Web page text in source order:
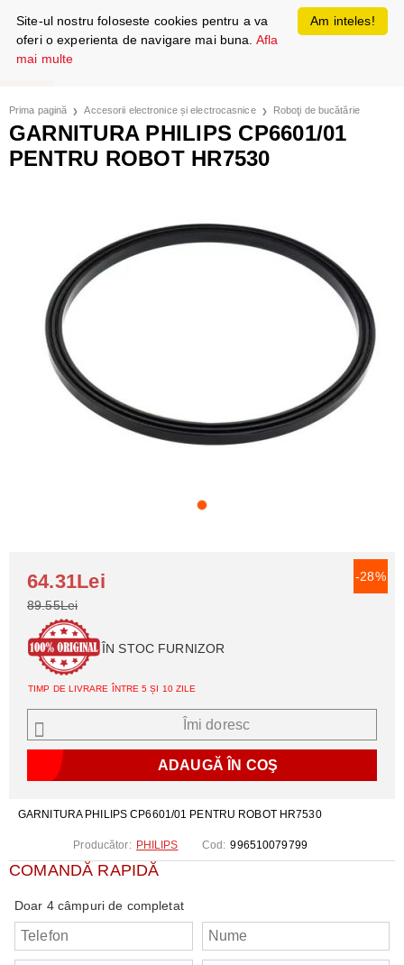
Prima pagină Accesorii electronice și electrocasnice Roboţi de bucătărie
GARNITURA PHILIPS CP6601/01
PENTRU ROBOT HR7530
GARNITURA PHILIPS CP6601/01 PENTRU ROBOT HR7530
Producător: PHILIPS Cod: 996510079799
COMANDĂ RAPIDĂ
Doar 4 câmpuri de completat
-28%
64.31Lei
89.55Lei
ÎN STOC FURNIZOR
TIMP DE LIVRARE ÎNTRE 5 ȘI 10 ZILE
Îmi doresc
Am inteles!
Site-ul nostru foloseste cookies pentru a va
oferi o experienta de navigare mai buna. Afla
mai multe